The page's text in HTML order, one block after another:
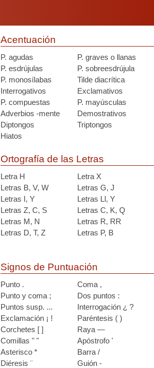
Acentuación
P. agudas
P. graves o llanas
P. esdrújulas
P. sobreesdrújula
P. monosílabas
Tilde diacrítica
Interrogativos
Exclamativos
P. compuestas
P. mayúsculas
Adverbios -mente
Demostrativos
Diptongos
Triptongos
Hiatos
Ortografía de las Letras
Letra H
Letra X
Letras B, V, W
Letras G, J
Letras I, Y
Letras Ll, Y
Letras Z, C, S
Letras C, K, Q
Letras M, N
Letras R, RR
Letras D, T, Z
Letras P, B
Signos de Puntuación
Punto .
Coma ,
Punto y coma ;
Dos puntos :
Puntos susp. ...
Interrogación ¿ ?
Exclamación ¡ !
Paréntesis ( )
Corchetes [ ]
Raya —
Comillas " "
Apóstrofo '
Asterisco *
Barra /
Diéresis ¨
Guión -